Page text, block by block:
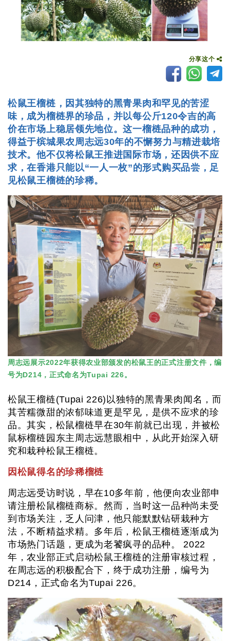
分享这个
松鼠王榴梿，因其独特的黑青果肉和罕见的苦涩
味，成为榴梿界的珍品，并以每公斤120令吉的高
价在市场上稳居领先地位。这一榴梿品种的成功，
得益于槟城果农周志远30年的不懈努力与精进栽培
技术。他不仅将松鼠王推进国际市场，还因供不应
求，在香港只能以“一人一枚”的形式购买品尝，足
见松鼠王榴梿的珍稀。
周志远展示2022年获得农业部颁发的松鼠王的正式注册文件，编
号为D214，正式命名为Tupai 226。
松鼠王榴梿(Tupai 226)以独特的黑青果肉闻名，而
其苦糯微甜的浓郁味道更是罕见，是供不应求的珍
品。其实，松鼠榴梿早在30年前就已出现，并被松
鼠标榴梿园东主周志远慧眼相中，从此开始深入研
究和栽种松鼠王榴梿。
因松鼠得名的珍稀榴梿
周志远受访时说，早在10多年前，他便向农业部申
请注册松鼠榴梿商标。然而，当时这一品种尚未受
到市场关注，乏人问津，他只能默默钻研栽种方
法，不断精益求精。多年后，松鼠王榴梿逐渐成为
市场热门话题，更成为老饕疯寻的品种。 2022
年，农业部正式启动松鼠王榴梿的注册审核过程，
在周志远的积极配合下，终于成功注册，编号为
D214，正式命名为Tupai 226。